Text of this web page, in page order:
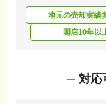
地元の売却実績
開店10年以
対応